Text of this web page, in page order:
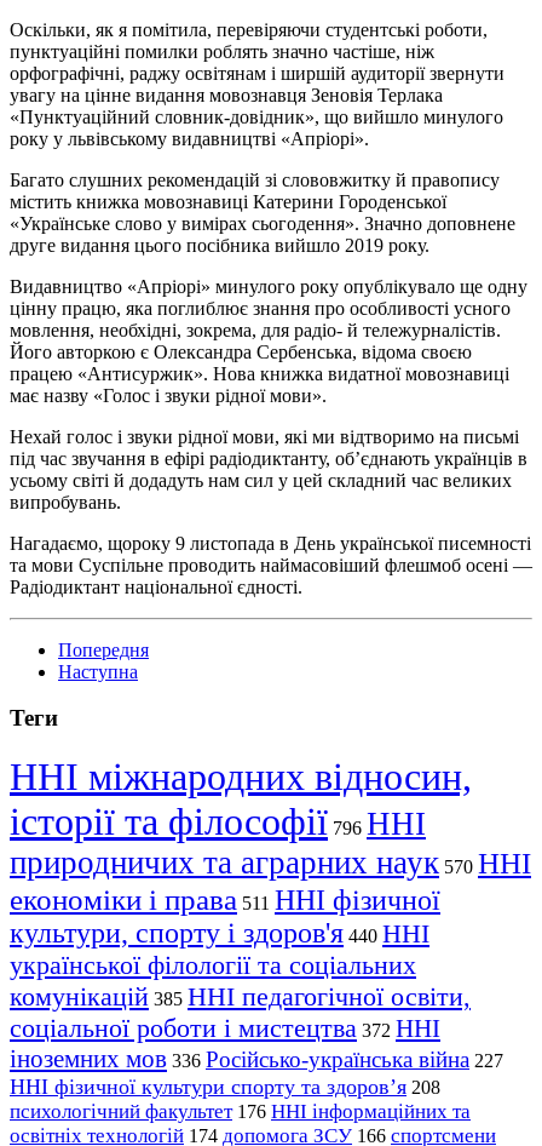
Оскільки, як я помітила, перевіряючи студентські роботи,
пунктуаційні помилки роблять значно частіше, ніж
орфографічні, раджу освітянам і ширшій аудиторії звернути
увагу на цінне видання мовознавця Зеновія Терлака
«Пунктуаційний словник-довідник», що вийшло минулого
року у львівському видавництві «Апріорі».
Багато слушних рекомендацій зі слововжитку й правопису
містить книжка мовознавиці Катерини Городенської
«Українське слово у вимірах сьогодення». Значно доповнене
друге видання цього посібника вийшло 2019 року.
Видавництво «Апріорі» минулого року опублікувало ще одну
цінну працю, яка поглиблює знання про особливості усного
мовлення, необхідні, зокрема, для радіо- й тележурналістів.
Його авторкою є Олександра Сербенська, відома своєю
працею «Антисуржик». Нова книжка видатної мовознавиці
має назву «Голос і звуки рідної мови».
Нехай голос і звуки рідної мови, які ми відтворимо на письмі
під час звучання в ефірі радіодиктанту, об’єднають українців в
усьому світі й додадуть нам сил у цей складний час великих
випробувань.
Нагадаємо, щороку 9 листопада в День української писемності
та мови Суспільне проводить наймасовіший флешмоб осені —
Радіодиктант національної єдності.
Попередня
Наступна
Теги
ННІ міжнародних відносин,
історії та філософії 796 ННІ
природничих та аграрних наук 570 ННІ
економіки і права 511 ННІ фізичної
культури, спорту і здоров'я 440 ННІ
української філології та соціальних
комунікацій 385 ННІ педагогічної освіти,
соціальної роботи і мистецтва 372 ННІ
іноземних мов 336 Російсько-українська війна 227
ННІ фізичної культури спорту та здоров’я 208
психологічний факультет 176 ННІ інформаційних та
освітніх технологій 174 допомога ЗСУ 166 спортсмени